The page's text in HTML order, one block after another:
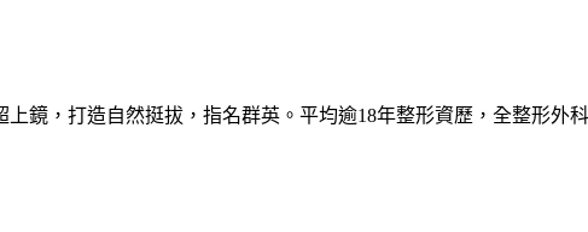
鏡，打造自然挺拔，指名群英。平均逾18年整形資歷，全整形外